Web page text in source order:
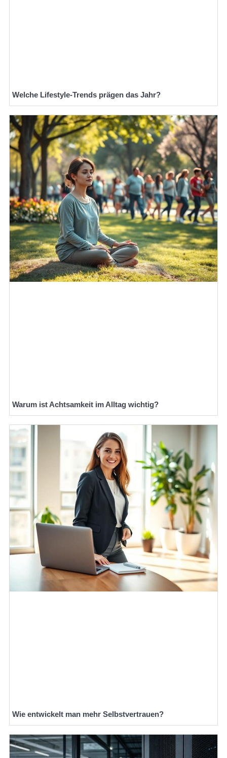
Welche Lifestyle-Trends prägen das Jahr?
Warum ist Achtsamkeit im Alltag wichtig?
Wie entwickelt man mehr Selbstvertrauen?